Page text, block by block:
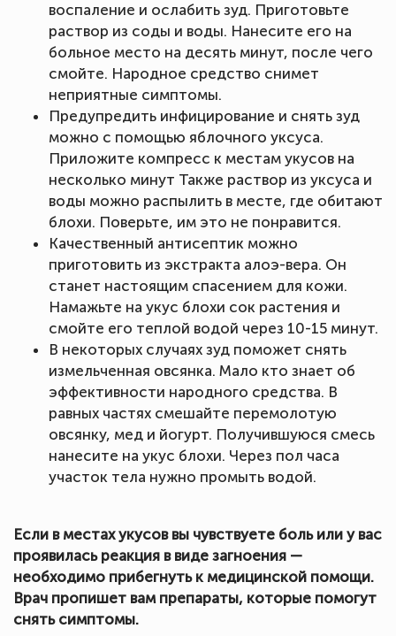
воспаление и ослабить зуд. Приготовьте
раствор из соды и воды. Нанесите его на
больное место на десять минут, после чего
смойте. Народное средство снимет
неприятные симптомы.
Предупредить инфицирование и снять зуд
можно с помощью яблочного уксуса.
Приложите компресс к местам укусов на
несколько минут Также раствор из уксуса и
воды можно распылить в месте, где обитают
блохи. Поверьте, им это не понравится.
Качественный антисептик можно
приготовить из экстракта алоэ-вера. Он
станет настоящим спасением для кожи.
Намажьте на укус блохи сок растения и
смойте его теплой водой через 10-15 минут.
В некоторых случаях зуд поможет снять
измельченная овсянка. Мало кто знает об
эффективности народного средства. В
равных частях смешайте перемолотую
овсянку, мед и йогурт. Получившуюся смесь
нанесите на укус блохи. Через пол часа
участок тела нужно промыть водой.
Если в местах укусов вы чувствуете боль или у вас
проявилась реакция в виде загноения —
необходимо прибегнуть к медицинской помощи.
Врач пропишет вам препараты, которые помогут
снять симптомы.